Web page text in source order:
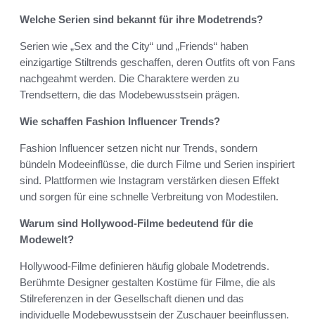
Welche Serien sind bekannt für ihre Modetrends?
Serien wie „Sex and the City“ und „Friends“ haben
einzigartige Stiltrends geschaffen, deren Outfits oft von Fans
nachgeahmt werden. Die Charaktere werden zu
Trendsettern, die das Modebewusstsein prägen.
Wie schaffen Fashion Influencer Trends?
Fashion Influencer setzen nicht nur Trends, sondern
bündeln Modeeinflüsse, die durch Filme und Serien inspiriert
sind. Plattformen wie Instagram verstärken diesen Effekt
und sorgen für eine schnelle Verbreitung von Modestilen.
Warum sind Hollywood-Filme bedeutend für die
Modewelt?
Hollywood-Filme definieren häufig globale Modetrends.
Berühmte Designer gestalten Kostüme für Filme, die als
Stilreferenzen in der Gesellschaft dienen und das
individuelle Modebewusstsein der Zuschauer beeinflussen.